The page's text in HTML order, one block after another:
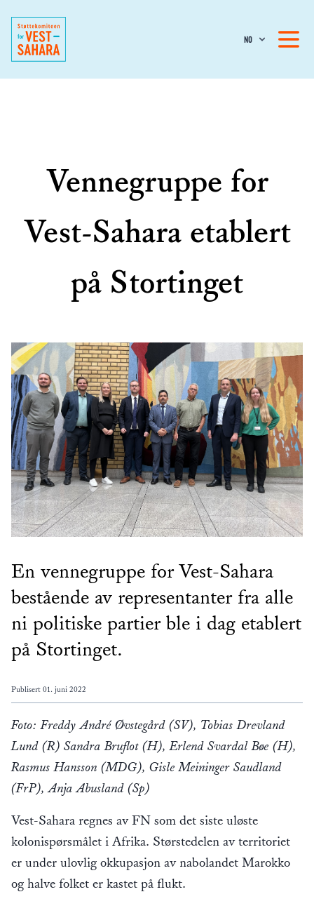
NO
Vennegruppe for
Vest-Sahara etablert
på Stortinget
En vennegruppe for Vest-Sahara
bestående av representanter fra alle
ni politiske partier ble i dag etablert
på Stortinget.
Publisert 01. juni 2022
Foto: Freddy André Øvstegård (SV), Tobias Drevland
Lund (R) Sandra Bruflot (H), Erlend Svardal Bøe (H),
Rasmus Hansson (MDG), Gisle Meininger Saudland
(FrP), Anja Abusland (Sp)
Vest-Sahara regnes av FN som det siste uløste
kolonispørsmålet i Afrika. Størstedelen av territoriet
er under ulovlig okkupasjon av nabolandet Marokko
og halve folket er kastet på flukt.